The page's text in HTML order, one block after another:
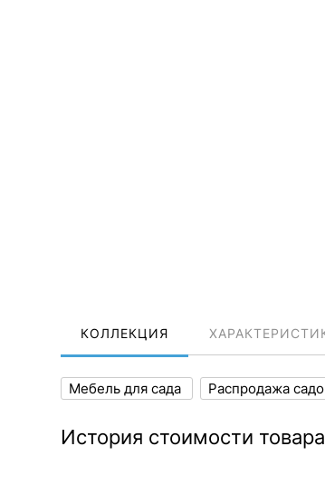
КОЛЛЕКЦИЯ
Мебель для сада Распродажа
История стоимости товара